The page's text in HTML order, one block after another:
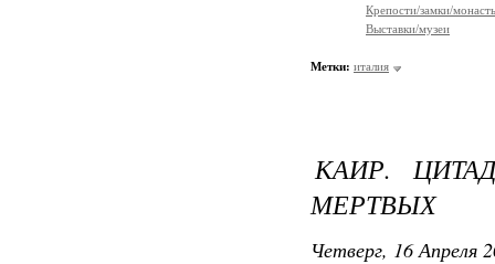
Крепости/замки/
Выставки/музеи
Метки: италия
КАИР.
МЕРТВЫХ
Четверг, 16 Апреля